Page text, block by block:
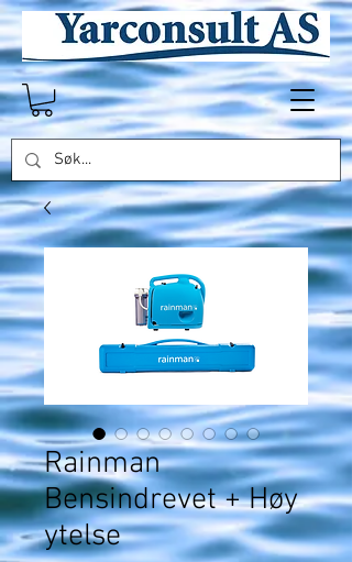
Rainman
Bensindrevet + Høy
ytelse